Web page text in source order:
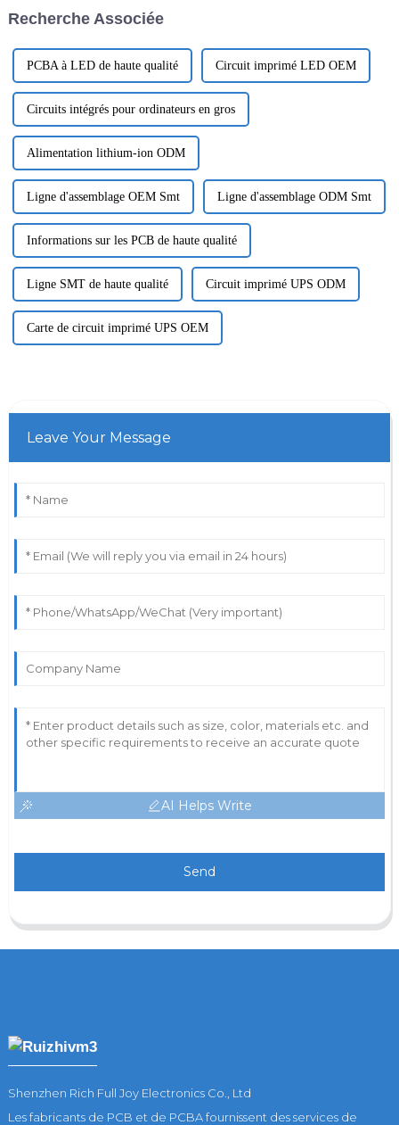
Recherche Associée
PCBA à LED de haute qualité Circuit imprimé LED OEM
Circuits intégrés pour ordinateurs en gros
Alimentation lithium-ion ODM
Ligne d'assemblage OEM Smt Ligne d'assemblage ODM Smt
Informations sur les PCB de haute qualité
Ligne SMT de haute qualité Circuit imprimé UPS ODM
Carte de circuit imprimé UPS OEM
Leave Your Message
AI Helps Write
Send
Shenzhen Rich Full Joy Electronics Co., Ltd
Les fabricants de PCB et de PCBA fournissent des services de